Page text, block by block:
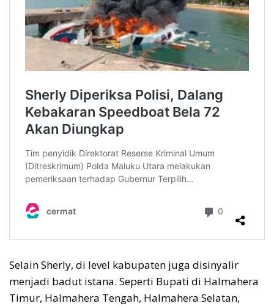
Selain Sherly, di level kabupaten juga disinyalir
menjadi badut istana. Seperti Bupati di Halmahera
Timur, Halmahera Tengah, Halmahera Selatan,